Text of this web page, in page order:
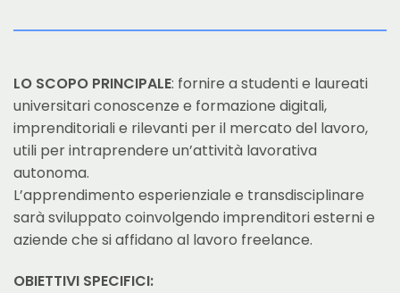
LO SCOPO PRINCIPALE: fornire a studenti e laureati
universitari conoscenze e formazione digitali,
imprenditoriali e rilevanti per il mercato del lavoro,
utili per intraprendere un’attività lavorativa
autonoma.
L’apprendimento esperienziale e transdisciplinare
sarà sviluppato coinvolgendo imprenditori esterni e
aziende che si affidano al lavoro freelance.
OBIETTIVI SPECIFICI: